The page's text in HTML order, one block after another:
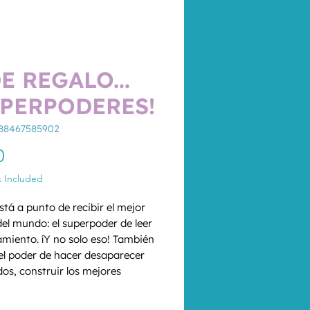
REGALO...
Included
a punto de recibir el mejor
mundo: el superpoder de leer
íY no solo eso! También
poder de hacer desaparecer
construir los mejores